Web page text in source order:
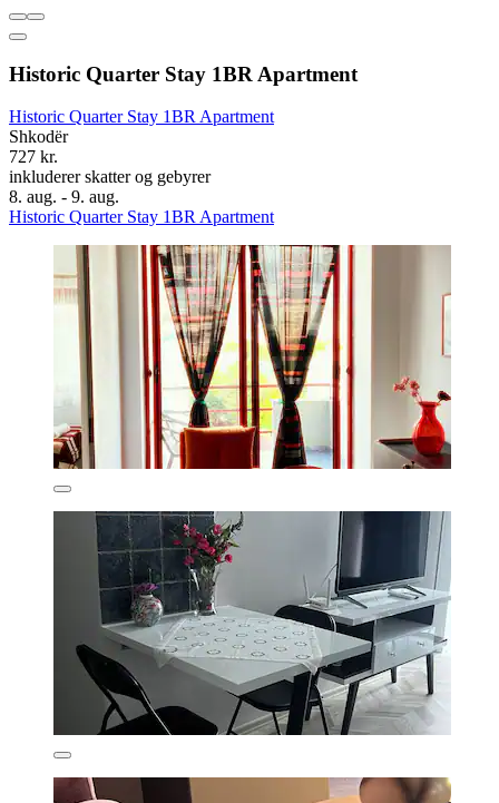
Historic Quarter Stay 1BR Apartment
Historic Quarter Stay 1BR Apartment
Shkodër
727 kr.
inkluderer skatter og gebyrer
8. aug. - 9. aug.
Historic Quarter Stay 1BR Apartment